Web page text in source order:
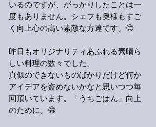
いるのですが、がっかりしたことは一
度もありません。シェフも奥様もすご
く向上心の高い素敵な方達です。😊
昨日もオリジナリティあふれる素晴ら
しい料理の数々でした。
真似のできないものばかりだけど何か
アイデアを盗めないかなと思いつつ毎
回頂いています。「うちごはん」向上
のために。😁